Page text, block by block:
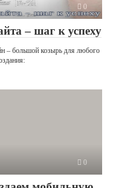
0
– шаг к успеху
– большой козырь для любого
0